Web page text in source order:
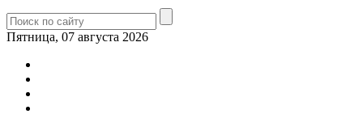
Пятница, 07 августа 2026